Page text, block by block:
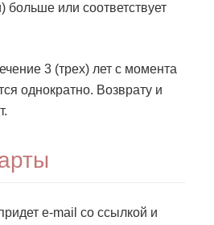
больше или соответствует
3 (трех) лет с момента
однократно. Возврату и
e-mail со ссылкой и